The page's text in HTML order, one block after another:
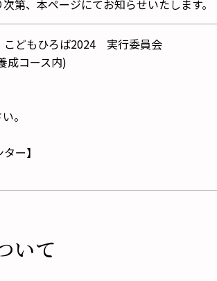
第、本ページにてお知らせいたします。
どもひろば2024 実行委員会
成コース内)
。
ー】
いて